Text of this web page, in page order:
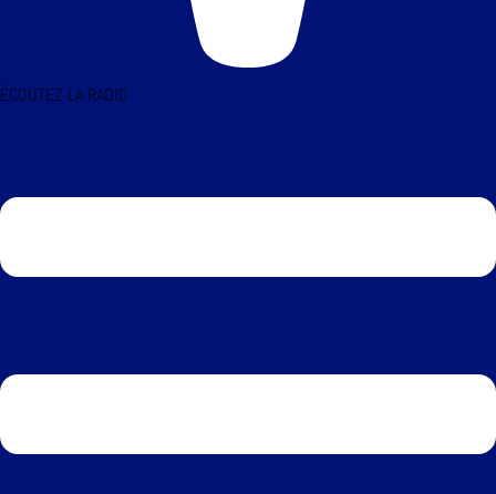
ÉCOUTEZ LA RADIO